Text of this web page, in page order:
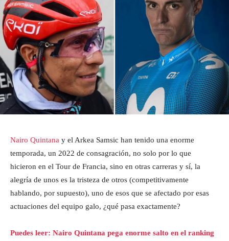
Nairo Quintana y el Arkea Samsic han tenido una enorme
temporada, un 2022 de consagración, no solo por lo que
hicieron en el Tour de Francia, sino en otras carreras y sí, la
alegría de unos es la tristeza de otros (competitivamente
hablando, por supuesto), uno de esos que se afectado por esas
actuaciones del equipo galo, ¿qué pasa exactamente?
Puedes leer: Nairo Quintana pega enorme salto en el ranking